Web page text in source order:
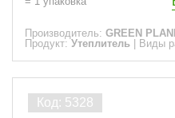
Производитель: GREEN
Продукт: Утеплитель Виды